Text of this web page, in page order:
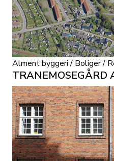
Alment byggeri / Boliger /
TRANEMOSEGÅRD